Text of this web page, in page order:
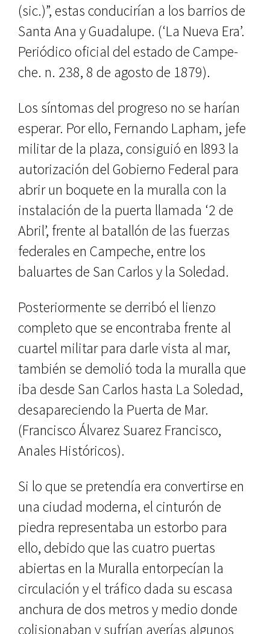
(sic.)”, es­tas conducirían a los barrios de
Santa Ana y Guadalupe. (‘La Nueva Era’.
Pe­riódico oficial del estado de Campe­
che. n. 238, 8 de agosto de 1879).
Los síntomas del progreso no se harían
esperar. Por ello, Fernando Lapham, jefe
militar de la plaza, con­siguió en l893 la
autorización del Go­bierno Federal para
abrir un boquete en la muralla con la
instalación de la puerta llamada ‘2 de
Abril’, frente al batallón de las fuerzas
federales en Campeche, entre los
baluartes de San Carlos y la Soledad.
Posteriormente se derribó el lien­zo
completo que se encontraba fren­te al
cuartel militar para darle vista al mar,
también se demolió toda la mu­ralla que
iba desde San Carlos hasta La Soledad,
desapareciendo la Puer­ta de Mar.
(Francisco Álvarez Suarez Francisco,
Anales Históricos).
Si lo que se pretendía era conver­tirse en
una ciudad moderna, el cin­turón de
piedra representaba un es­torbo para
ello, debido que las cuatro puertas
abiertas en la Muralla entor­pecían la
circulación y el tráfico da­da su escasa
anchura de dos metros y medio donde
colisionaban y sufrían averías algunos